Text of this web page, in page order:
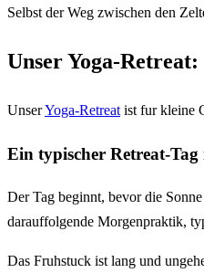
Selbst der Weg zwischen den
Unser Yoga-
UnserYoga-Retreat ist fur kleine
Ein typischer Retreat-
Der Tag beginnt, bevor die
darauffolgende Morgenpraktik,
Das Fruhstuck ist lang und